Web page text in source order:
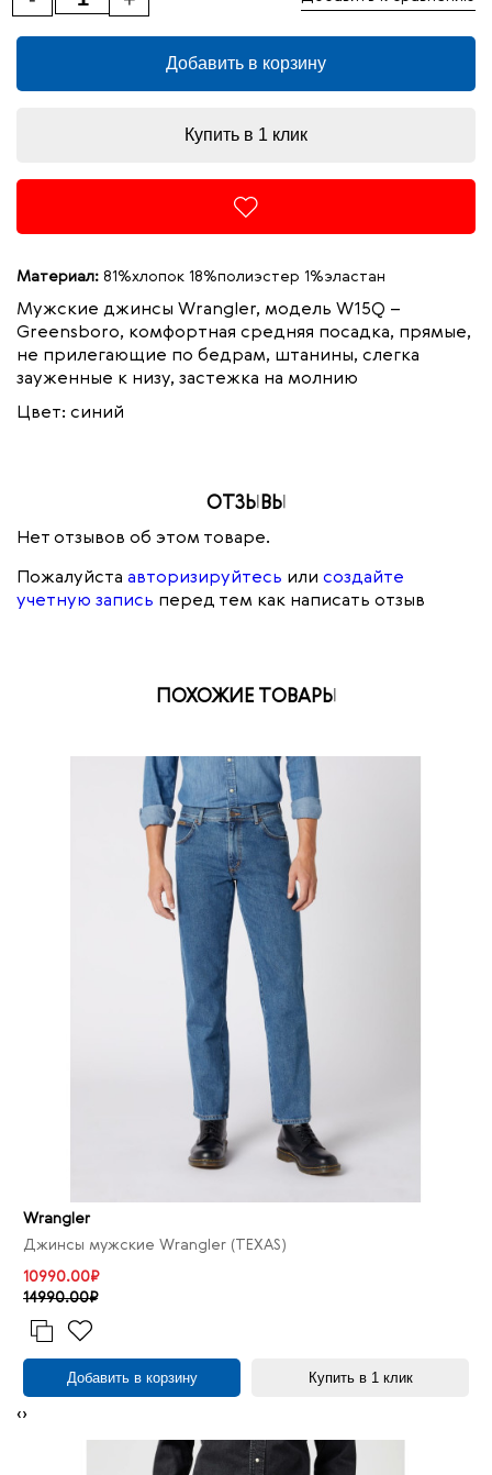
Добавить в корзину
Купить в 1 клик
Материал: 81%хлопок 18%полиэстер 1%эластан
Мужские джинсы Wrangler, модель W15Q –
Greensboro, комфортная средняя посадка, прямые,
не прилегающие по бедрам, штанины, слегка
зауженные к низу, застежка на молнию
Цвет: синий
ОТЗЫВЫ
Нет отзывов об этом товаре.
Пожалуйста авторизируйтесь или создайте
учетную запись перед тем как написать отзыв
ПОХОЖИЕ ТОВАРЫ
Wrangler
Джинсы мужские Wrangler (TEXAS)
10990.00₽
14990.00₽
Добавить в корзину Купить в 1 клик
‹›